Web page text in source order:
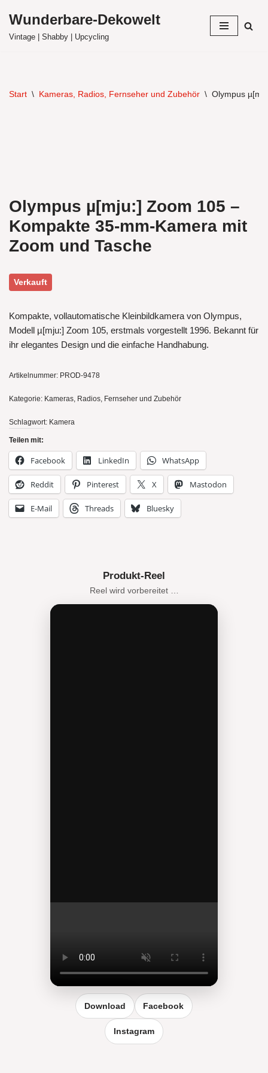
Zum
Wunderbare-Dekowelt
Vintage | Shabby | Upcycling
Start \ Kameras, Radios, Fernseher und Zubehör \ Olympus
Olympus µ[mju:] Zoom 105 –
Kompakte 35-mm-Kamera mit
Zoom und Tasche
Verkauft
Kompakte, vollautomatische Kleinbildkamera von Olympus,
Modell µ[mju:] Zoom 105, erstmals vorgestellt 1996. Bekannt für
ihr elegantes Design und die einfache Handhabung.
Artikelnummer: PROD-9478
Kategorie: Kameras, Radios, Fernseher und Zubehör
Schlagwort: Kamera
Teilen mit:
Facebook LinkedIn WhatsApp
Reddit Pinterest X Mastodon
E-Mail Threads Bluesky
Produkt-Reel
Reel wird vorbereitet …
Reel vergrößern
Download Facebook
Instagram